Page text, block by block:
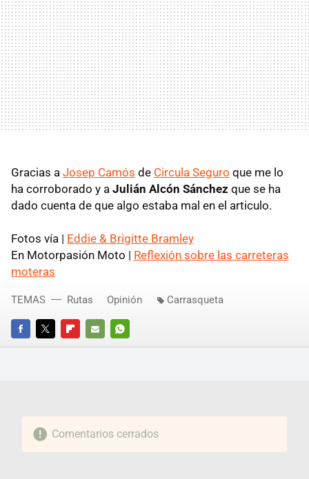
Gracias a Josep Camós de Circula Seguro que me lo
ha corroborado y a Julián Alcón Sánchez que se ha
dado cuenta de que algo estaba mal en el articulo.
Fotos vía | Eddie & Brigitte Bramley
En Motorpasión Moto | Reflexión sobre las carreteras
moteras
FACEBOOKTWITTERFLIPBOARD
E-
WHATSAPP
TEMAS Rutas Opinión Carrasqueta
Comentarios cerrados